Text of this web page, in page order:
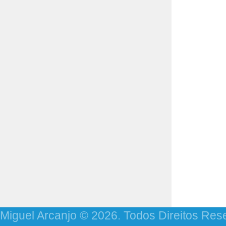
Miguel Arcanjo © 2026. Todos Direitos